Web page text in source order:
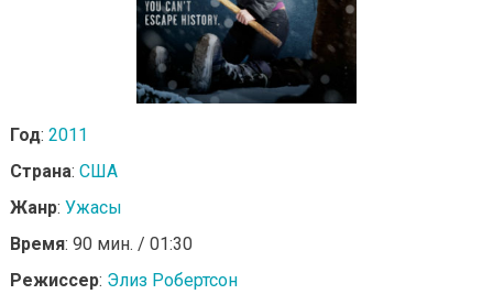
Год: 2011
Страна: США
Жанр: Ужасы
Время: 90 мин. / 01:30
Режиссер: Элиз Робертсон